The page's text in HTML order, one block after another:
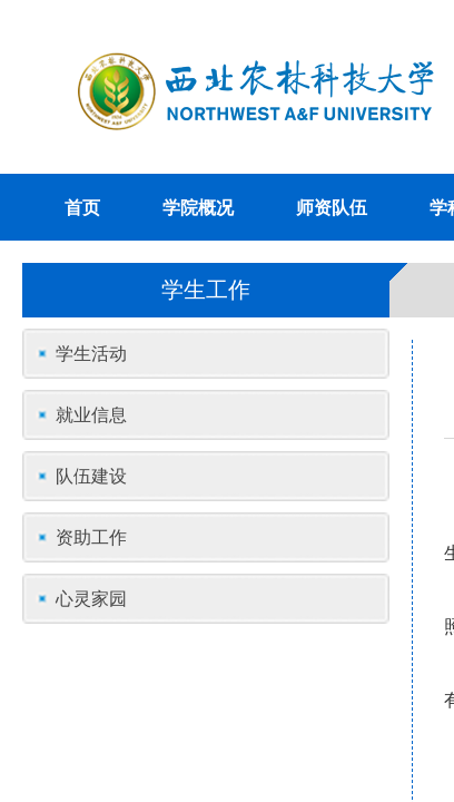
首页 学院概况 师资队伍 学
学生工作
学生活动
就业信息
队伍建设
资助工作
心灵家园